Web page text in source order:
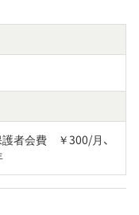
者会費　￥300/月、